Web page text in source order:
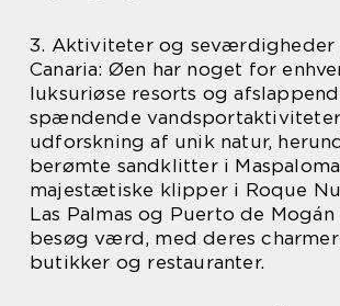
3. Aktiviteter og seværdigheder
Canaria: Øen har noget for
luksuriøse resorts og
spændende
udforskning af unik natur,
berømte sandklitter i
majestætiske klipper i Roque
Las Palmas og Puerto de
besøg værd, med deres
butikker og restauranter.